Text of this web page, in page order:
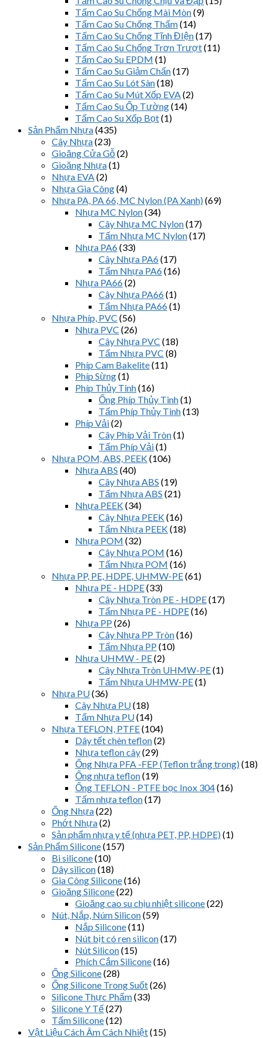
Tấm Cao Su Chống Mài Mòn(9)
Tấm Cao Su Chống Thấm(14)
Tấm Cao Su Chống Tĩnh ĐIện(17)
Tấm Cao Su Chống Trơn Trượt(11)
Tấm Cao Su EPDM (1)
Tấm Cao Su Giảm Chấn(17)
Tấm Cao Su Lót Sàn(18)
Tấm Cao Su Mút Xốp EVA(2)
Tấm Cao Su Ốp Tường(14)
Tấm Cao Su Xốp Bọt(1)
Sản Phẩm Nhựa(435)
Cây Nhựa(23)
Gioăng Cửa Gỗ(2)
Gioăng Nhựa(1)
Nhựa EVA(2)
Nhựa Gia Công(4)
Nhựa PA, PA 66, MC Nylon (PA Xanh)(69)
Nhựa MC Nylon(34)
Cây Nhựa MC Nylon(17)
Tấm Nhựa MC Nylon(17)
Nhựa PA6(33)
Cây Nhựa PA6(17)
Tấm Nhựa PA6(16)
Nhựa PA66(2)
Cây Nhựa PA66(1)
Tấm Nhựa PA66(1)
Nhựa Phíp, PVC (56)
Nhựa PVC (26)
Cây Nhựa PVC (18)
Tấm Nhựa PVC (8)
Phíp Cam Bakelite(11)
Phíp Sừng(1)
Phíp Thủy Tinh(16)
Ống Phíp Thủy Tinh(1)
Tấm Phíp Thủy Tinh(13)
Phíp Vải(2)
Cây Phíp Vải Tròn(1)
Tấm Phíp Vải(1)
Nhựa POM, ABS, PEEK(106)
Nhựa ABS (40)
Cây Nhựa ABS (19)
Tấm Nhựa ABS (21)
Nhựa PEEK(34)
Cây Nhựa PEEK(16)
Tấm Nhựa PEEK(18)
Nhựa POM (32)
Cây Nhựa POM (16)
Tấm Nhựa POM (16)
Nhựa PP, PE, HDPE, UHMW-PE(61)
Nhựa PE - HDPE(33)
Cây Nhựa Tròn PE - HDPE(17)
Tấm Nhựa PE - HDPE(16)
Nhựa PP (26)
Cây Nhựa PP Tròn(16)
Tấm Nhựa PP (10)
Nhựa UHMW - PE(2)
Cây Nhựa Tròn UHMW-PE(1)
Tấm Nhựa UHMW-PE(1)
Nhựa PU(36)
Cây Nhựa PU(18)
Tấm Nhựa PU(14)
Nhựa TEFLON, PTFE(104)
Dây tết chèn teflon(2)
Nhựa teflon cây(29)
Ống Nhựa PFA -FEP (Teflon trắng trong)(18)
Ống nhựa teflon(19)
Ống TEFLON - PTFE bọc Inox 304(16)
Tấm nhựa teflon(17)
Ống Nhựa(22)
Phớt Nhựa(2)
Sản phẩm nhựa y tế (nhựa PET, PP, HDPE)(1)
Sản Phẩm Silicone(157)
Bi silicone(10)
Dây silicon(18)
Gia Công Silicone(16)
Gioăng Silicone(22)
Gioăng cao su chịu nhiệt silicone(22)
Nút, Nắp, Núm Silicon(59)
Nắp Silicone(11)
Nút bịt có ren silicon(17)
Nút Silicon(15)
Phích Cắm Silicone(16)
Ống Silicone(28)
Ống Silicone Trong Suốt(26)
Silicone Thực Phẩm(33)
Silicone Y Tế(27)
Tấm Silicone(12)
Vật Liệu Cách Âm Cách Nhiệt(15)